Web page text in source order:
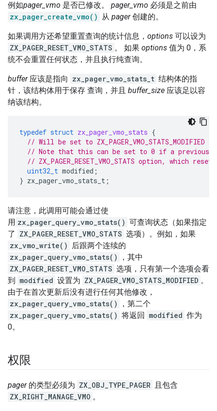
例如pager_vmo 是否已修改。 pager_vmo 必须是之前由
zx_pager_create_vmo() 从 pager创建的。
如果调用方还希望重置查询的统计信息， options 可以设为
ZX_PAGER_RESET_VMO_STATS 。 如果 options 值为 0，系
统不会重置任何状态，并且执行纯查询。
buffer应该是指向 zx_pager_vmo_stats_t 结构体的指
针，该结构体用于保存 查询，并且 buffer_size 应该足以容
纳该结构。
typedef struct zx_pager_vmo_stats {
// Will be set to
// Note that this can be set to 0 if a previous
// ZX_PAGER_RESET_VMO_STATS option, which
uint32_t modified ;
} zx_pager_vmo_stats_t ;
请注意，此调用可能会通过使
用 zx_pager_query_vmo_stats() 可查询状态（如果指定
了 ZX_PAGER_RESET_VMO_STATS 选项）。例如，如果
zx_vmo_write()
后跟两个连续的
zx_pager_query_vmo_stats()
，其中
ZX_PAGER_RESET_VMO_STATS 选项，只有第一个选项会看
到 modified 设置为 ZX_PAGER_VMO_STATS_MODIFIED 。
由于在首次更新后没有进行任何其他修改，
zx_pager_query_vmo_stats()
，第二个
zx_pager_query_vmo_stats() 将返回 modified 作为
0。
权限
pager的类型必须为 ZX_OBJ_TYPE_PAGER
且包含
ZX_RIGHT_MANAGE_VMO 。